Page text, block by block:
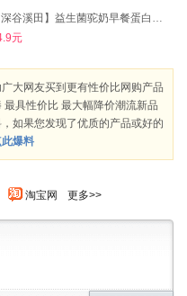
【深谷溪田】益生菌驼奶早餐蛋白粉320g
元
大网友买到更有性价比网购产品
具性价比 最大幅降价潮流新品
如果您发现了优质的产品或好的
此爆料
淘宝网 更多>>